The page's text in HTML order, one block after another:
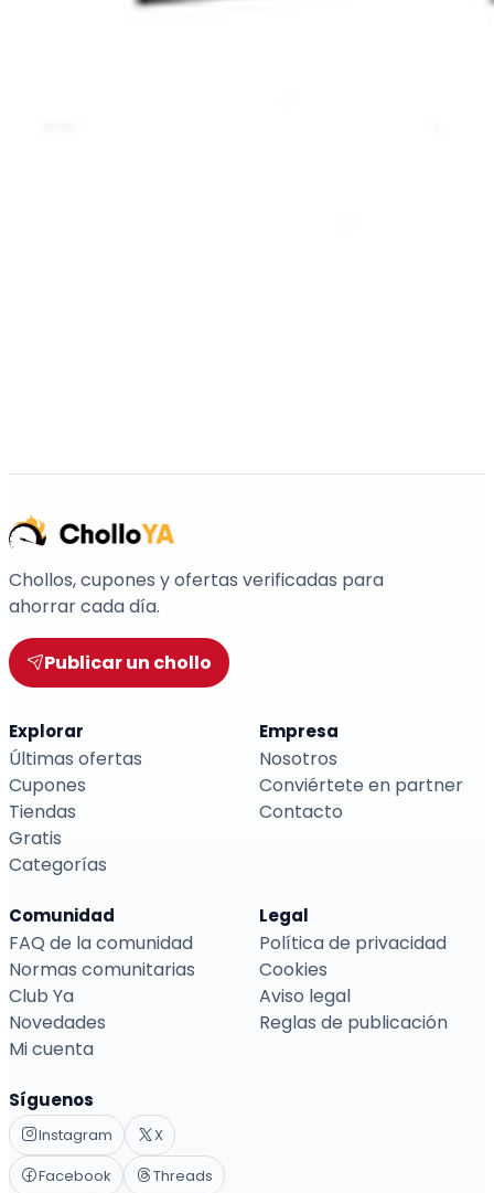
Chollos, cupones y ofertas verificadas para
ahorrar cada día.
Publicar un chollo
Explorar
Últimas ofertas
Cupones
Tiendas
Gratis
Categorías
Empresa
Nosotros
Conviértete en partner
Contacto
Comunidad
FAQ de la comunidad
Normas comunitarias
Club Ya
Novedades
Mi cuenta
Legal
Política de privacidad
Cookies
Aviso legal
Reglas de publicación
Síguenos
Instagram
X
Facebook
Threads